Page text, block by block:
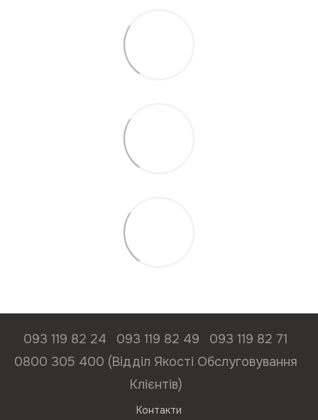
093 119 82 24 093 119 82 49
093 119 82 71
0800 305 400 (Відділ Якості Обслуговування
Клієнтів)
Контакти